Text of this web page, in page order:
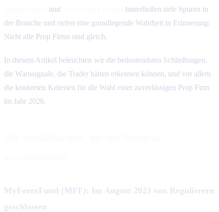
und
hinterließen tiefe Spuren in
der Branche und riefen eine grundlegende Wahrheit in Erinnerung:
Nicht alle Prop Firms sind gleich.
In diesem Artikel beleuchten wir die bedeutendsten Schließungen,
die Warnsignale, die Trader hätten erkennen können, und vor allem
die konkreten Kriterien für die Wahl einer zuverlässigen Prop Firm
im Jahr 2026.
MyForexFund (MFF): Im August 2023 von Regulierern
geschlossen